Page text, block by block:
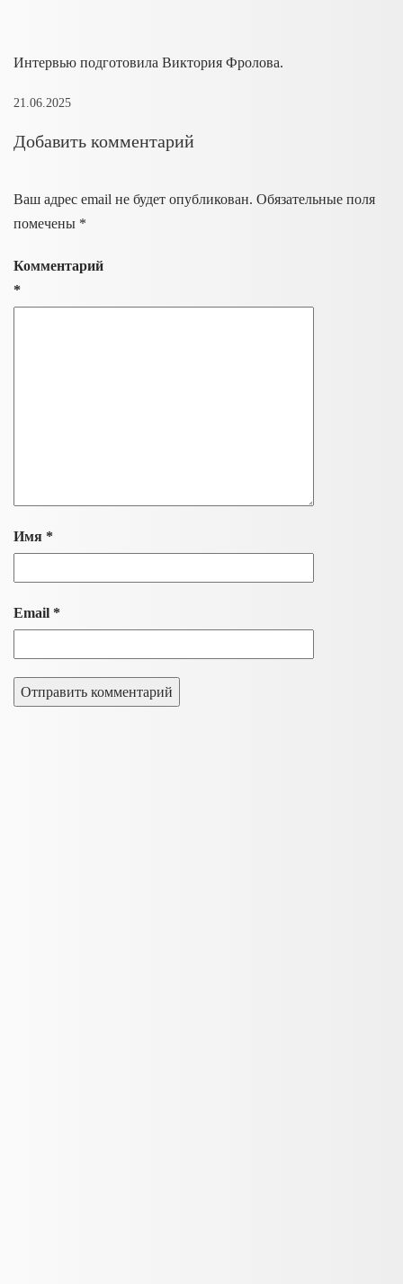
Интервью подготовила Виктория Фролова.
21.06.2025
Добавить комментарий
Ваш адрес email не будет опубликован. Обязательные поля
помечены *
Комментарий
*
Имя *
Email *